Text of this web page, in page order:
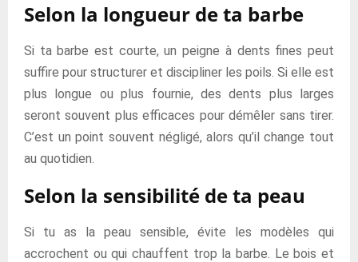
Selon la longueur de ta barbe
Si ta barbe est courte, un peigne à dents fines peut
suffire pour structurer et discipliner les poils. Si elle est
plus longue ou plus fournie, des dents plus larges
seront souvent plus efficaces pour démêler sans tirer.
C’est un point souvent négligé, alors qu’il change tout
au quotidien.
Selon la sensibilité de ta peau
Si tu as la peau sensible, évite les modèles qui
accrochent ou qui chauffent trop la barbe. Le bois et